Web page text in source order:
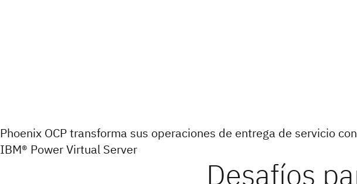
Phoenix OCP transforma sus operaciones de entrega de servicio con
IBM® Power Virtual Server